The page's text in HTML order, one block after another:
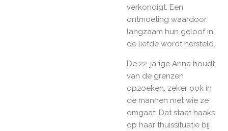
verkondigt. Een
ontmoeting waardoor
langzaam hun geloof in
de liefde wordt hersteld.
De 22-jarige Anna houdt
van de grenzen
opzoeken, zeker ook in
de mannen met wie ze
omgaat. Dat staat haaks
op haar thuissituatie bij